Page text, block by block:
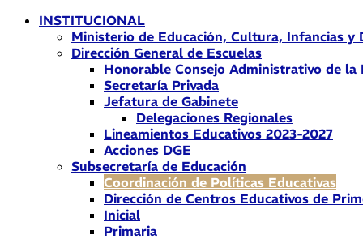
INSTITUCIONAL
Ministerio de Educación, Cultura, Infancias y
Dirección General de Escuelas
Honorable Consejo Administrativo de la
Secretaría Privada
Jefatura de Gabinete
Delegaciones Regionales
Lineamientos Educativos 2023-2027
Acciones DGE
Subsecretaría de Educación
Coordinación de Políticas Educativas
Dirección de Centros Educativos de
Inicial
Primaria